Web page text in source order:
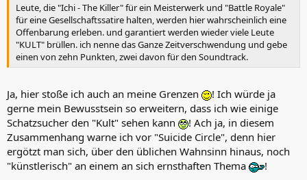
Leute, die "Ichi - The Killer" für ein Meisterwerk und "Battle Royale"
für eine Gesellschaftssatire halten, werden hier wahrscheinlich eine
Offenbarung erleben. und garantiert werden wieder viele Leute
"KULT" brüllen. ich nenne das Ganze Zeitverschwendung und gebe
einen von zehn Punkten, zwei davon für den Soundtrack.
Ja, hier stoße ich auch an meine Grenzen
! Ich würde ja
gerne mein Bewusstsein so erweitern, dass ich wie einige
Schatzsucher den "Kult" sehen kann
! Ach ja, in diesem
Zusammenhang warne ich vor "Suicide Circle", denn hier
ergötzt man sich, über den üblichen Wahnsinn hinaus, noch
"künstlerisch" an einem an sich ernsthaften Thema
!